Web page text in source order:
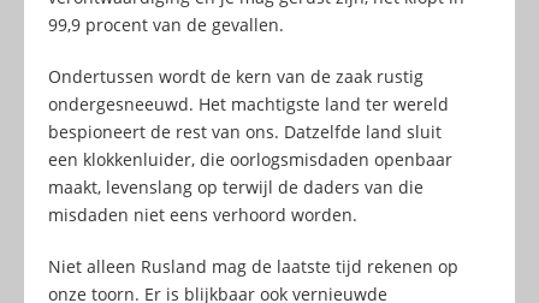
99,9 procent van de gevallen.
Ondertussen wordt de kern van de zaak rustig
ondergesneeuwd. Het machtigste land ter wereld
bespioneert de rest van ons. Datzelfde land sluit
een klokkenluider, die oorlogsmisdaden openbaar
maakt, levenslang op terwijl de daders van die
misdaden niet eens verhoord worden.
Niet alleen Rusland mag de laatste tijd rekenen op
onze toorn. Er is blijkbaar ook vernieuwde